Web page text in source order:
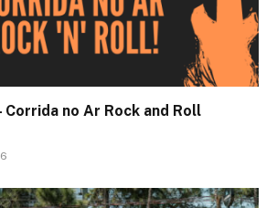
no Ar Rock and Roll